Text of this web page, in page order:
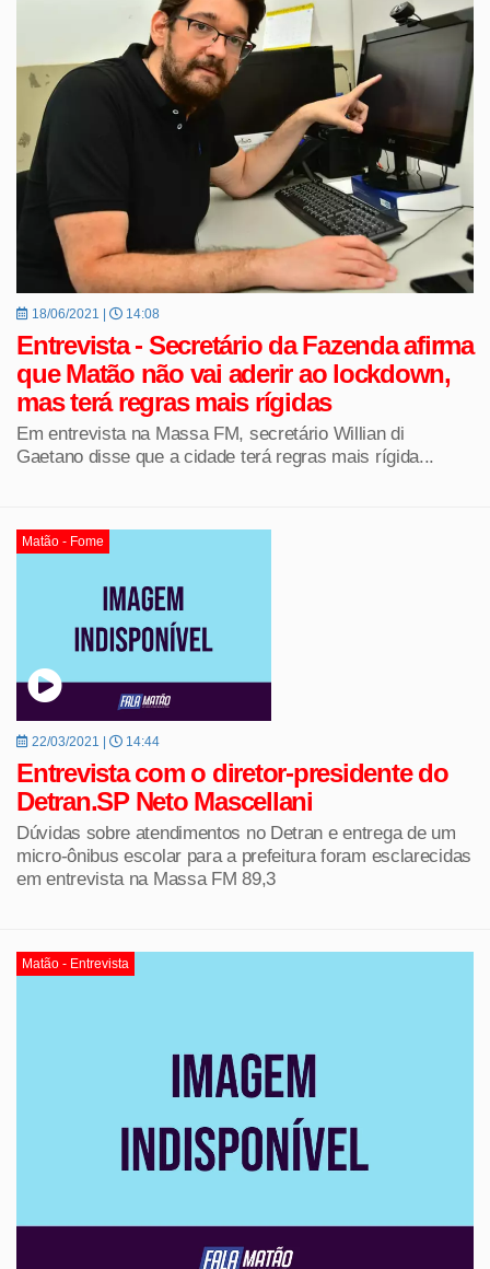
18/06/2021 | 14:08
Entrevista - Secretário da Fazenda afirma
que Matão não vai aderir ao lockdown,
mas terá regras mais rígidas
Em entrevista na Massa FM, secretário Willian di
Gaetano disse que a cidade terá regras mais rígida...
Matão - Fome
22/03/2021 | 14:44
Entrevista com o diretor-presidente do
Detran.SP Neto Mascellani
Dúvidas sobre atendimentos no Detran e entrega de um
micro-ônibus escolar para a prefeitura foram esclarecidas
em entrevista na Massa FM 89,3
Matão - Entrevista